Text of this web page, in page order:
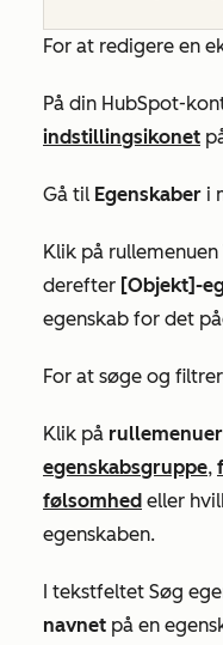
For at redigere en
På din HubSpot-
indstillingsikonet
Gå til Egenskaber i
Klik på rullemenuen
derefter [Objekt]-
egenskab for det
For at søge og
Klik på
egenskabsgruppe,
følsomhed eller
egenskaben.
I tekstfeltet Søg
navnet på en